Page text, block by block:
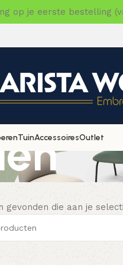
TuinAccessoiresOutlet
gevonden die aan je
op je eerste bestelling